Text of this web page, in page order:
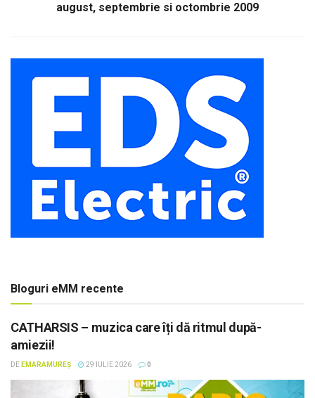
august, septembrie si octombrie 2009
Bloguri eMM recente
CATHARSIS – muzica care îți dă ritmul după-
amiezii!
DE EMARAMUREȘ 29 IULIE 2026 0